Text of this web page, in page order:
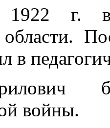
г. в
в
войны.